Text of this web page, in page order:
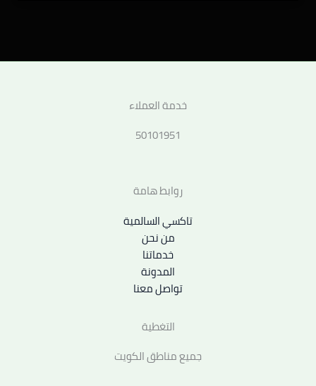
خدمة العملاء
50101951
روابط هامة
تاكسي السالمية
من نحن
خدماتنا
المدونة
تواصل معنا
التغطية
جميع مناطق الكويت